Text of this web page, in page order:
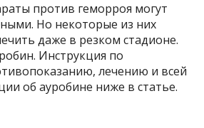
против геморроя могут
Но некоторые из них
даже в резком стадионе.
Инструкция по
лечению и всей
об ауробине ниже в статье.